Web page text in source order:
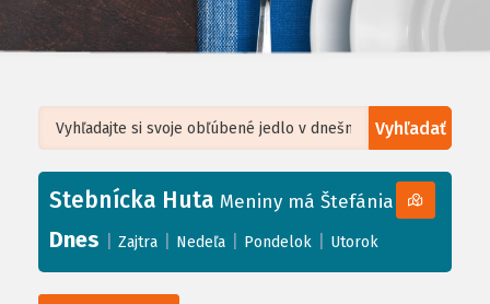
Vyhľadať
+
−
Leaflet| ©OpenStreetMap, Tiles courtesy ofHumanitarian OpenStreetMap
Stebnícka Huta Meniny má Štefánia
Dnes Zajtra Nedeľa Pondelok Utorok